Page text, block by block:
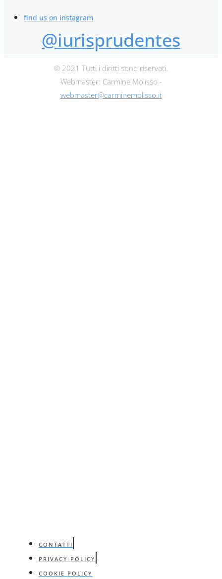
find us on instagram
@iurisprudentes
© 2021 Tutti i diritti sono riservati.
Webmaster: Carmine Molisso -
webmaster@carminemolisso.it
CONTATTI
PRIVACY POLICY
COOKIE POLICY